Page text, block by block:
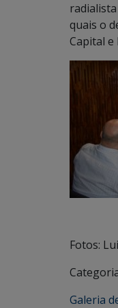
quais o
Capital e
Fotos:
Galeria